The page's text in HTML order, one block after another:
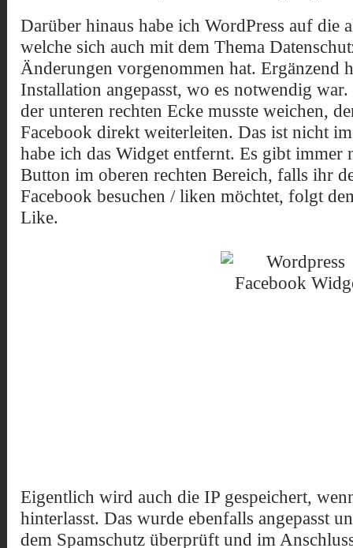
Darüber hinaus habe ich WordPress auf die
welche sich auch mit dem Thema
Änderungen vorgenommen hat. Ergänzend
Installation angepasst, wo es notwendig
der unteren rechten Ecke musste weichen,
Facebook direkt weiterleiten. Das ist nicht
habe ich das Widget entfernt. Es gibt immer
Button im oberen rechten Bereich, falls ihr
Facebook besuchen / liken möchtet, folgt
Like.
Eigentlich wird auch die IP gespeichert,
hinterlasst. Das wurde ebenfalls angepasst
dem Spamschutz überprüft und im